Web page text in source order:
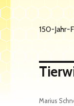
150-Jahr-
Autor
Marius